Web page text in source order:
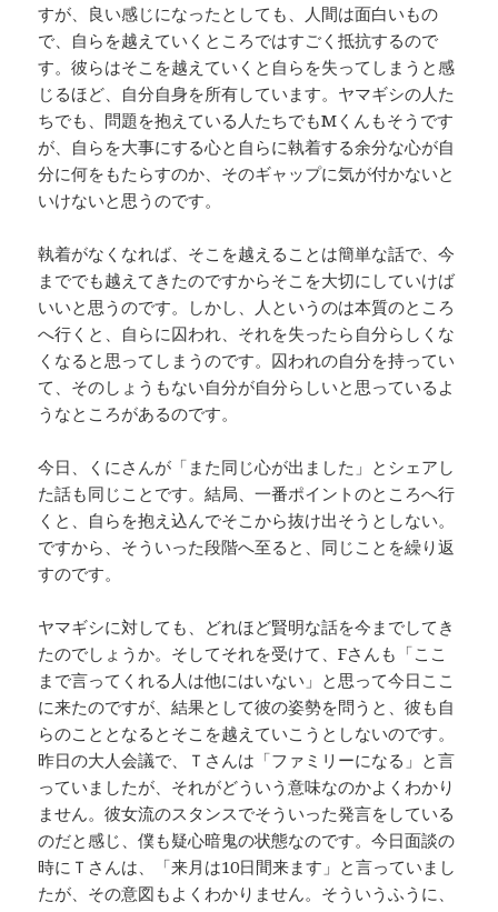
すが、良い感じになったとしても、人間は面白いもの
で、自らを越えていくところではすごく抵抗するので
す。彼らはそこを越えていくと自らを失ってしまうと感
じるほど、自分自身を所有しています。ヤマギシの人た
ちでも、問題を抱えている人たちでもMくんもそうです
が、自らを大事にする心と自らに執着する余分な心が自
分に何をもたらすのか、そのギャップに気が付かないと
いけないと思うのです。
執着がなくなれば、そこを越えることは簡単な話で、今
まででも越えてきたのですからそこを大切にしていけば
いいと思うのです。しかし、人というのは本質のところ
へ行くと、自らに囚われ、それを失ったら自分らしくな
くなると思ってしまうのです。囚われの自分を持ってい
て、そのしょうもない自分が自分らしいと思っているよ
うなところがあるのです。
今日、くにさんが「また同じ心が出ました」とシェアし
た話も同じことです。結局、一番ポイントのところへ行
くと、自らを抱え込んでそこから抜け出そうとしない。
ですから、そういった段階へ至ると、同じことを繰り返
すのです。
ヤマギシに対しても、どれほど賢明な話を今までしてき
たのでしょうか。そしてそれを受けて、Fさんも「ここ
まで言ってくれる人は他にはいない」と思って今日ここ
に来たのですが、結果として彼の姿勢を問うと、彼も自
らのこととなるとそこを越えていこうとしないのです。
昨日の大人会議で、Ｔさんは「ファミリーになる」と言
っていましたが、それがどういう意味なのかよくわかり
ません。彼女流のスタンスでそういった発言をしている
のだと感じ、僕も疑心暗鬼の状態なのです。今日面談の
時にＴさんは、「来月は10日間来ます」と言っていまし
たが、その意図もよくわかりません。そういうふうに、